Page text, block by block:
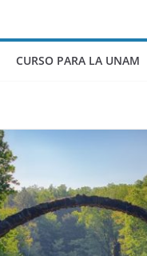
CURSO PARA LA UNAM